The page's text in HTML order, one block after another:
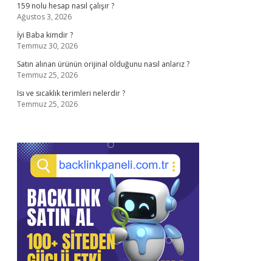
159 nolu hesap nasıl çalışır ?
Ağustos 3, 2026
İyi Baba kimdir ?
Temmuz 30, 2026
Satın alınan ürünün orijinal olduğunu nasıl anlarız ?
Temmuz 25, 2026
Isı ve sıcaklık terimleri nelerdir ?
Temmuz 25, 2026